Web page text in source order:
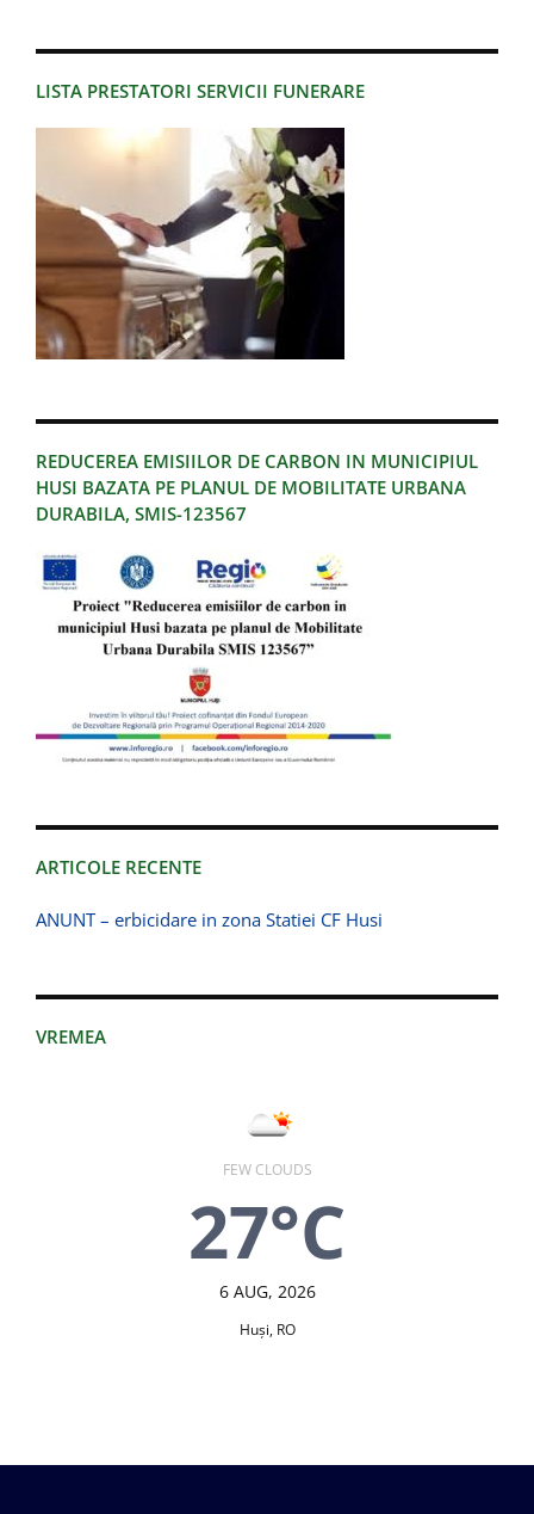
LISTA PRESTATORI SERVICII FUNERARE
REDUCEREA EMISIILOR DE CARBON IN MUNICIPIUL
HUSI BAZATA PE PLANUL DE MOBILITATE URBANA
DURABILA, SMIS-123567
ARTICOLE RECENTE
ANUNT – erbicidare in zona Statiei CF Husi
VREMEA
FEW CLOUDS
27°C
6 AUG, 2026
Huşi, RO